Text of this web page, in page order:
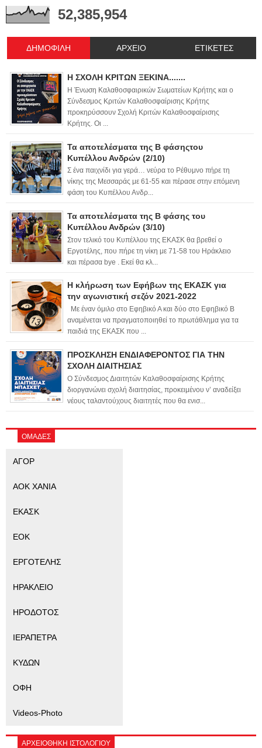
52,385,954
ΔΗΜΟΦΙΛΗ ΑΡΧΕΙΟ ΕΤΙΚΕΤΕΣ
Η ΣΧΟΛΗ ΚΡΙΤΩΝ ΞΕΚΙΝΑ.......
Η Ένωση Καλαθοσφαιρικών Σωματείων Κρήτης και ο
Σύνδεσμος Κριτών Καλαθοσφαίρισης Κρήτης
προκηρύσσουν Σχολή Κριτών Καλαθοσφαίρισης
Κρήτης. Οι ...
Τα αποτελέσματα της Β φάσηςτου
Κυπέλλου Ανδρών (2/10)
Σ ένα παιχνίδι για γερά… νεύρα το Ρέθυμνο πήρε τη
νίκης της Μεσσαράς με 61-55 και πέρασε στην επόμενη
φάση του Κυπέλλου Ανδρ...
Τα αποτελέσματα της Β φάσης του
Κυπέλλου Ανδρών (3/10)
Στον τελικό του Κυπέλλου της ΕΚΑΣΚ θα βρεθεί ο
Εργοτέλης, που πήρε τη νίκη με 71-58 του Ηράκλειο
και πέρασα bye . Εκεί θα κλ...
Η κλήρωση των Εφήβων της ΕΚΑΣΚ για
την αγωνιστική σεζόν 2021-2022
Με έναν όμιλο στο Εφηβικό Α και δύο στο Εφηβικό Β
αναμένεται να πραγματοποιηθεί το πρωτάθλημα για τα
παιδιά της ΕΚΑΣΚ που ...
ΠΡΟΣΚΛΗΣΗ ΕΝΔΙΑΦΕΡΟΝΤΟΣ ΓΙΑ ΤΗΝ
ΣΧΟΛΗ ΔΙΑΙΤΗΣΙΑΣ
Ο Σύνδεσμος Διαιτητών Καλαθοσφαίρισης Κρήτης
διοργανώνει σχολή διαιτησίας, προκειμένου ν’ αναδείξει
νέους ταλαντούχους διαιτητές που θα ενισ...
ΟΜΑΔΕΣ
ΑΓΟΡ
ΑΟΚ ΧΑΝΙΑ
ΕΚΑΣΚ
ΕΟΚ
ΕΡΓΟΤΕΛΗΣ
ΗΡΑΚΛΕΙΟ
ΗΡΟΔΟΤΟΣ
ΙΕΡΑΠΕΤΡΑ
ΚΥΔΩΝ
ΟΦΗ
Videos-Photo
ΑΡΧΕΙΟΘΗΚΗ ΙΣΤΟΛΟΓΙΟΥ